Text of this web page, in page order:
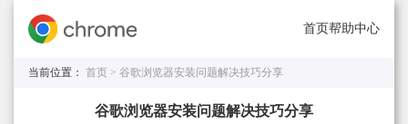
首页帮助中心
当前位置： 首页 > 谷歌浏览器安装问题解决技巧分享
谷歌浏览器安装问题解决技巧分享